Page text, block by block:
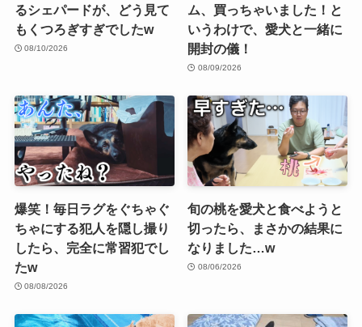
るシェパードが、どう見て
もくつろぎすぎでしたw
08/10/2026
ム、買っちゃいました！と
いうわけで、愛犬と一緒に
開封の儀！
08/09/2026
爆笑！毎日ラグをぐちゃぐ
ちゃにする犯人を隠し撮り
したら、完全に常習犯でし
たw
08/08/2026
旬の桃を愛犬と食べようと
切ったら、まさかの結果に
なりました…w
08/06/2026